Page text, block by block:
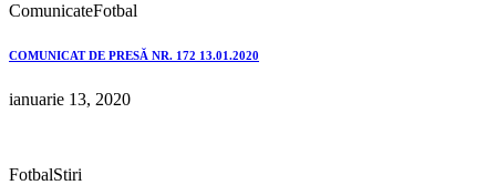
ComunicateFotbal
COMUNICAT DE PRESĂ NR. 172 13.01.2020
ianuarie 13, 2020
FotbalStiri